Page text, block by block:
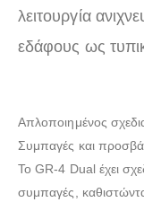
λειτουργία
εδάφους ως
Απλοποιημένος
Συμπαγές και
Το GR-4 Dual έχει
συμπαγές,